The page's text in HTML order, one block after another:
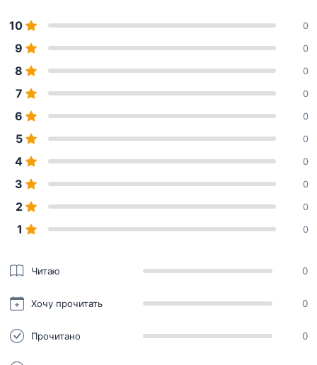
10 0
9 0
8 0
7 0
6 0
5 0
4 0
3 0
2 0
1 0
Читаю 0
Хочу прочитать 0
Прочитано 0